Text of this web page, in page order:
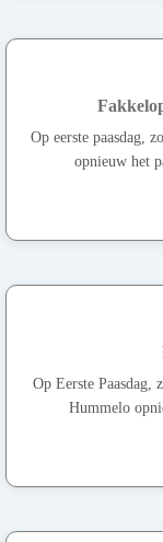
Op eerste paasdag,
opnieuw het
Op Eerste Paasdag,
Hummelo